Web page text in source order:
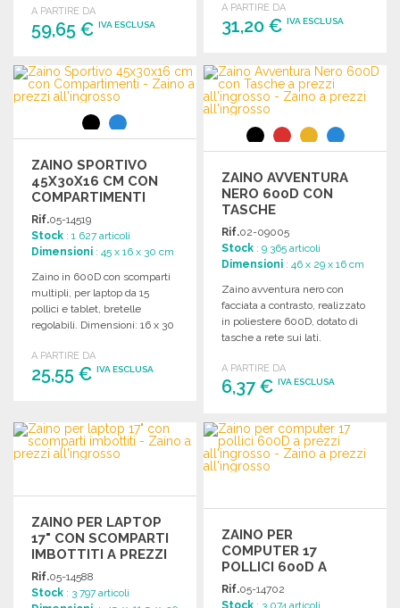
A PARTIRE DA
59,65 € IVA ESCLUSA
ORDINARE
Richiedi un preventivo
A PARTIRE DA
31,20 €IVA ESCLUSA
ORDINARE
Richiedi un preventivo
ZAINO SPORTIVO
45X30X16 CM CON
COMPARTIMENTI
Rif.05-14519
Stock : 1 627 articoli
Dimensioni : 45 x 16 x 30 cm
Zaino in 600D con scomparti
multipli, per laptop da 15
pollici e tablet, bretelle
regolabili. Dimensioni: 16 x 30
A PARTIRE DA
25,55 € IVA ESCLUSA
Richiedi un preventivo
ZAINO AVVENTURA
NERO 600D CON
TASCHE
Rif.02-09005
Stock : 9 365 articoli
Dimensioni : 46 x 29 x 16 cm
Zaino avventura nero con
facciata a contrasto, realizzato
in poliestere 600D, dotato di
tasche a rete sui lati.
A PARTIRE DA
6,37 €IVA ESCLUSA
ORDINARE
Richiedi un preventivo
ZAINO PER LAPTOP
17" CON SCOMPARTI
IMBOTTITI A PREZZI
ALL'INGROSSO
Rif.05-14588
Stock : 3 797 articoli
ZAINO PER
COMPUTER 17
POLLICI 600D A
PREZZI
ALL'INGROSSO
Rif.05-14702
Stock : 3 074 articoli